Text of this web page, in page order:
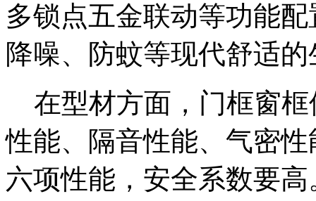
多锁点五金联动等功能
降噪、防蚊等现代舒适
在型材方面，门框窗框
性能、隔音性能、气密
六项性能，安全系数要